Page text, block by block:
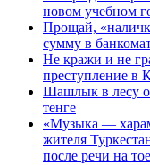
новом учебном
Прощай,
сумму в
Не кражи и не
преступление в
Шашлык в лесу
тенге
«Музыка —
жителя
после речи на тое